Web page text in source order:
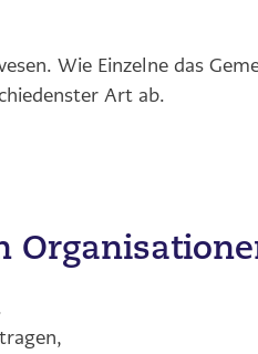
Wie Einzelne das
Art ab.